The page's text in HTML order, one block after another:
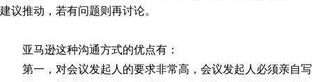
建议推动，若有问题则再讨论。
亚马逊这种沟通方式的优点有：
第一，对会议发起人的要求非常高，会议发起人必须亲自